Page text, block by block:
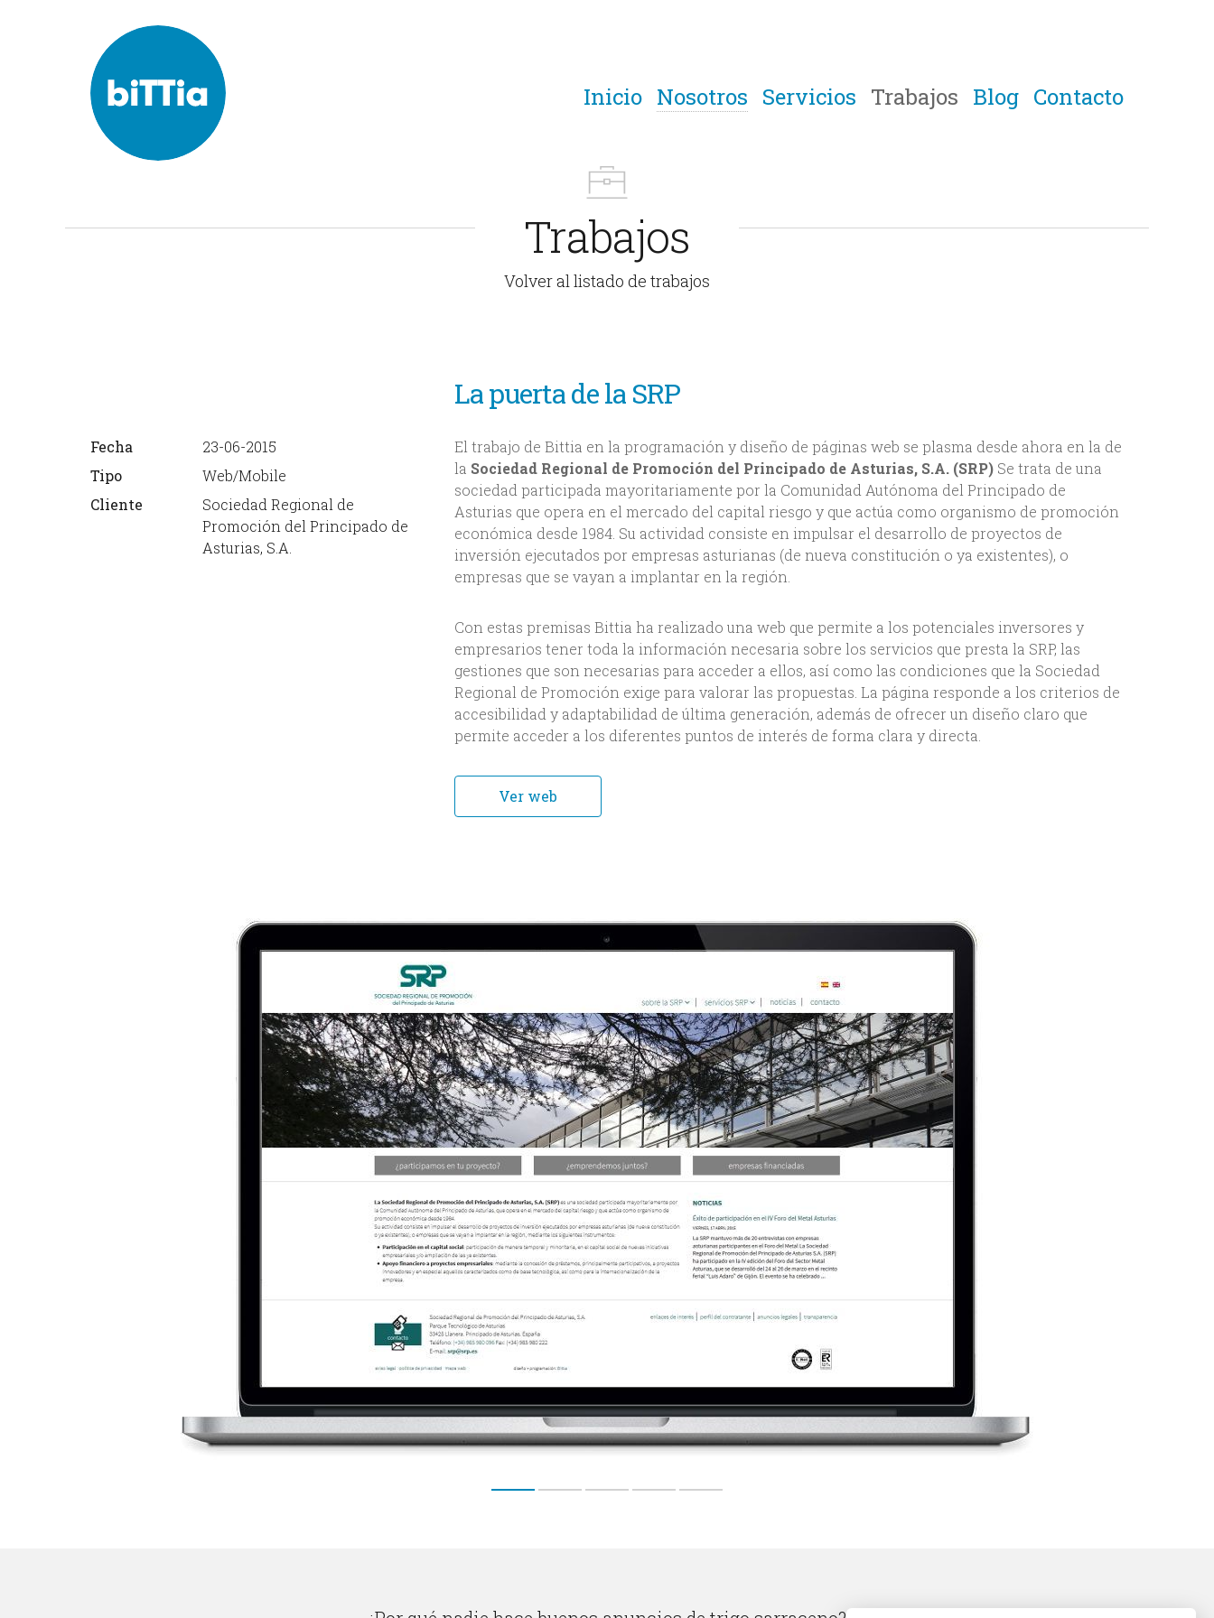
Inicio Nosotros Servicios Trabajos Blog Contacto
Trabajos
Volver al listado de trabajos
La puerta de la SRP
Fecha
23-06-2015
Tipo
Web/Mobile
Cliente
Sociedad Regional de
Promoción del Principado de
Asturias, S.A.
El trabajo de Bittia en la programación y diseño de páginas web se plasma desde ahora en la de
la Sociedad Regional de Promoción del Principado de Asturias, S.A. (SRP)Se trata de una
sociedad participada mayoritariamente por la Comunidad Autónoma del Principado de
Asturias que opera en el mercado del capital riesgo y que actúa como organismo de promoción
económica desde 1984. Su actividad consiste en impulsar el desarrollo de proyectos de
inversión ejecutados por empresas asturianas (de nueva constitución o ya existentes), o
empresas que se vayan a implantar en la región.
Con estas premisas Bittia ha realizado una web que permite a los potenciales inversores y
empresarios tener toda la información necesaria sobre los servicios que presta la SRP, las
gestiones que son necesarias para acceder a ellos, así como las condiciones que la Sociedad
Regional de Promoción exige para valorar las propuestas. La página responde a los criterios de
accesibilidad y adaptabilidad de última generación, además de ofrecer un diseño claro que
permite acceder a los diferentes puntos de interés de forma clara y directa.
Ver web